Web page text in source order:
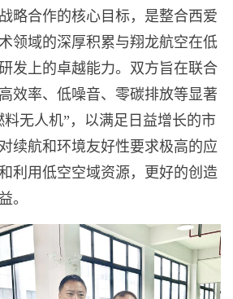
略合作的核心目标，是整合西爱
领域的深厚积累与翔龙航空在低
发上的卓越能力。双方旨在联合
效率、低噪音、零碳排放等显著
无人机”，以满足日益增长的市
续航和环境友好性要求极高的应
利用低空空域资源，更好的创造
。